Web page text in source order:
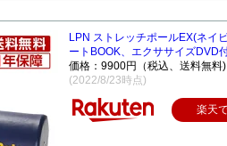
LPN ストレッチポールEX(ネ
ートBOOK、エクササイズDVD
価格：9900円（税込、送料無料)
(2022/8/23時点)
楽天